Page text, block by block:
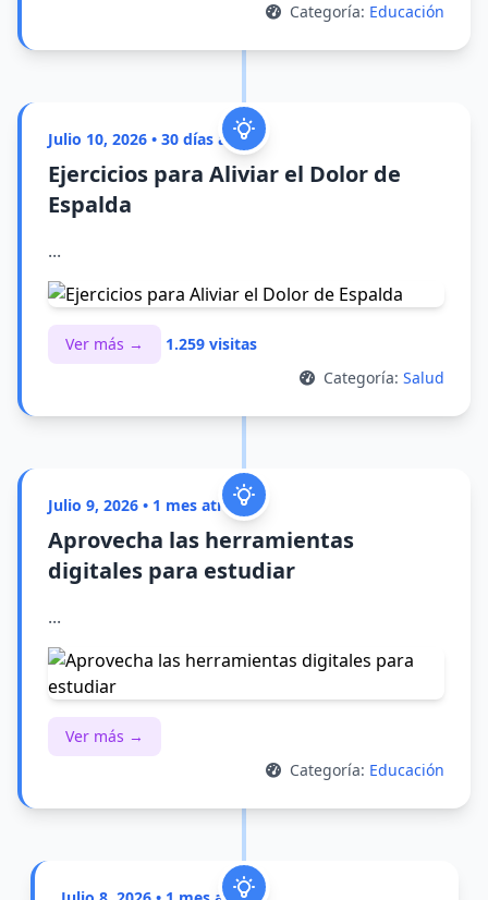
Categoría: Educación
Julio 10, 2026 • 30 días atrás
Ejercicios para Aliviar el Dolor de
Espalda
...
Ver más →
1.259 visitas
Categoría: Salud
Julio 9, 2026 • 1 mes atrás
Aprovecha las herramientas
digitales para estudiar
...
Ver más →
Categoría: Educación